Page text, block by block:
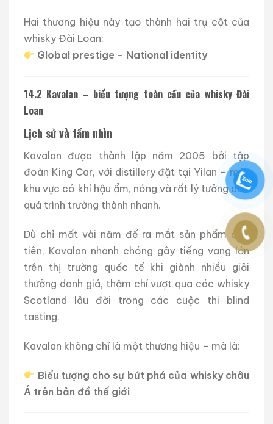
Hai thương hiệu này tạo thành hai trụ cột của
whisky Đài Loan:
Global prestige – National identity
14.2 Kavalan – biểu tượng toàn cầu của whisky Đài
Loan
Lịch sử và tầm nhìn
Kavalan được thành lập năm 2005 bởi tập
đoàn King Car, với distillery đặt tại Yilan – một
khu vực có khí hậu ẩm, nóng và rất lý tưởng cho
quá trình trưởng thành nhanh.
Dù chỉ mất vài năm để ra mắt sản phẩm đầu
tiên, Kavalan nhanh chóng gây tiếng vang lớn
trên thị trường quốc tế khi giành nhiều giải
thưởng danh giá, thậm chí vượt qua các whisky
Scotland lâu đời trong các cuộc thi blind
tasting.
Kavalan không chỉ là một thương hiệu – mà là:
Biểu tượng cho sự bứt phá của whisky châu
Á trên bản đồ thế giới